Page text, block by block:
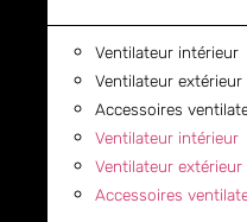
Ventilateur intérieur
Ventilateur extérieur
Accessoires
Ventilateur intérieur
Ventilateur extérieur
Accessoires